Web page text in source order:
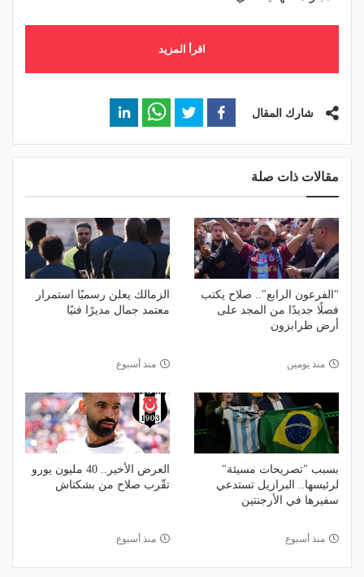
اقرأ المزيد
شارك المقال
مقالات ذات صلة
"الفرعون الرابع".. صلاح يكتب
فصلًا جديدًا من المجد على
أرض طرابزون
منذ يومين
الزمالك يعلن رسميًا استمرار
معتمد جمال مديرًا فنيًا
منذ أسبوع
بسبب "تصريحات مسيئة"
لرئيسها.. البرازيل تستدعي
سفيرها في الأرجنتين
منذ أسبوع
العرض الأخير.. 40 مليون يورو
تقّرب صلاح من بشكتاش
منذ أسبوع